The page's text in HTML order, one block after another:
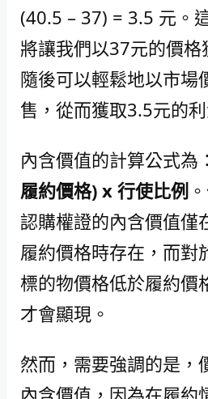
(40.5 – 37) = 3.5 元。
將讓我們以37元的價格
隨後可以輕鬆地以市場
售，從而獲取3.5元的利
內含價值的計算公式為：
履約價格) x 行使比例
認購權證的內含價值僅
履約價格時存在，而對
標的物價格低於履約價
才會顯現。
然而，需要強調的是，
內含價值，因為在履約